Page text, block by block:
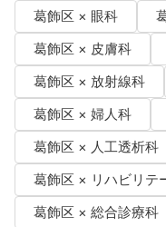
葛飾区 × 眼科
葛飾区 × 皮膚科
葛飾区 × 放射線科
葛飾区 × 婦人科
葛飾区 × 人工透析科
葛飾区 × リハビリテ
葛飾区 × 総合診療科